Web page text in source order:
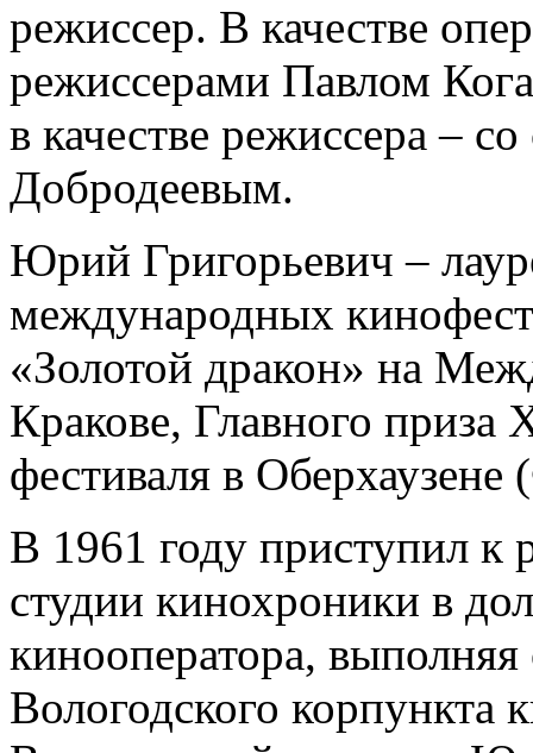
режиссер. В качестве
режиссерами Павлом
в качестве режиссера –
Добродеевым.
Юрий Григорьевич –
международных
«Золотой дракон» на
Кракове, Главного
фестиваля в
В 1961 году приступил к
студии кинохроники в
кинооператора, выполняя
Вологодского